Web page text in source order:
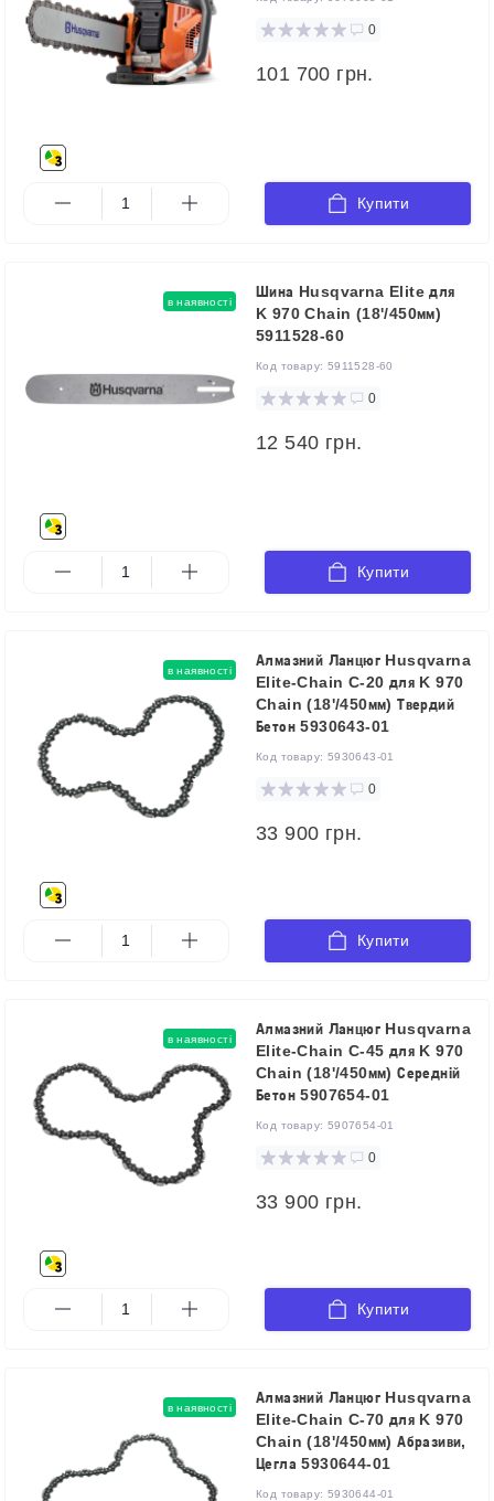
0
101 700 грн.
Купити
в наявності
Шина Husqvarna Elite для
K 970 Chain (18'/450мм)
5911528-60
Код товару: 5911528-60
0
12 540 грн.
Купити
в наявності
Алмазний Ланцюг Husqvarna
Elite-Chain C-20 для K 970
Chain (18'/450мм) Твердий
Бетон 5930643-01
Код товару: 5930643-01
0
33 900 грн.
Купити
в наявності
Алмазний Ланцюг Husqvarna
Elite-Chain C-45 для K 970
Chain (18'/450мм) Середній
Бетон 5907654-01
Код товару: 5907654-01
0
33 900 грн.
Купити
в наявності
Алмазний Ланцюг Husqvarna
Elite-Chain C-70 для K 970
Chain (18'/450мм) Абразиви,
Цегла 5930644-01
Код товару: 5930644-01